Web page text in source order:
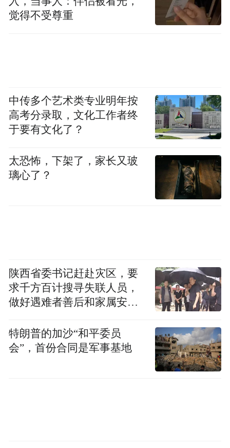
就业的浓厚发展氛围，让青年企业家创业有
底气、经营有保障、成长有支撑。
科创资源等叠加形成的长期发展确定性，帮
助企业完成从模式创新到实业深耕的转型发
展。
对山东而言，青年创业力量的持续集聚，能
够共塑产业升级新优势、拓展内需市场新空
间、打造创新驱动新引擎，助力进一步做大
觉得不受尊重
中传多个艺术类专业明年按
高考分录取，文化工作者终
于要有文化了？
太恐怖，下架了，家长又玻
璃心了？
陕西省委书记赶赴灾区，要
求千方百计搜寻失联人员，
做好遇难者善后和家属安抚
特朗普的加沙“和平委员
会”，首份合同是军事基地